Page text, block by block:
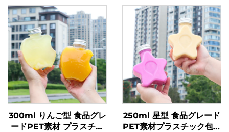
ティー用
タ・ストロー付き 2室ダブ
ルスプリットボバカップ
300ml りんご型 食品グレ
ードPET素材 プラスチッ
250ml 星型 食品グレード
PET素材プラスチック包装